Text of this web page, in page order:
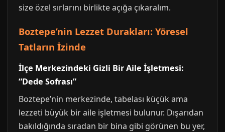
size özel sırlarını birlikte açığa çıkaralım.
Boztepe’nin Lezzet Durakları: Yöresel
Tatların İzinde
İlçe Merkezindeki Gizli Bir Aile İşletmesi:
“Dede Sofrası”
Boztepe’nin merkezinde, tabelası küçük ama
lezzeti büyük bir aile işletmesi bulunur. Dışarıdan
bakıldığında sıradan bir bina gibi görünen bu yer,